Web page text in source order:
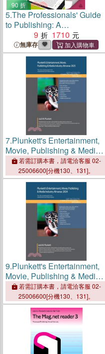
90 折
5.The Professionals' Guide
to Publishing: A
Comprehensive Introduction
to Working in the Publishing
Industry
9 1710
無庫存
7.Plunkett's Entertainment,
Movie, Publishing & Media
Industry Almanac 2025:
Entertainment, Movie,
Publishing & Media Industry
Market Research, Statisti
若需訂購本書，請電洽客服 02-
25006600[分機130、131]。
9.Plunkett's Entertainment,
Movie, Publishing & Media
Industry Almanac 2024:
Entertainment, Movie,
Publishing & Media Industry
Market Research, Statisti
若需訂購本書，請電洽客服 02-
25006600[分機130、131]。